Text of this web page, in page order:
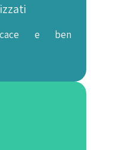
e ben